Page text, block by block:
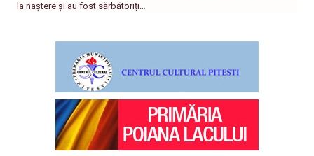
la naștere și au fost sărbătoriți…